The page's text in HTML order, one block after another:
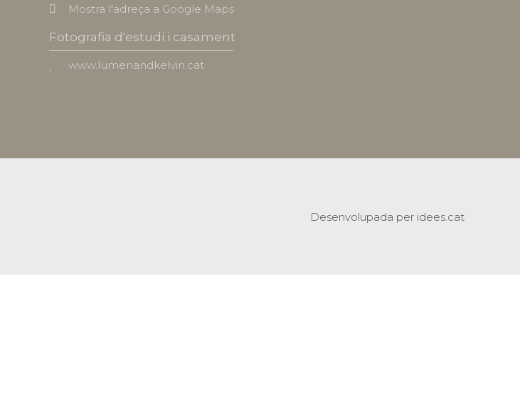
Mostra l'adreça a Google Maps
Fotografia d'estudi i casament
www.lumenandkelvin.cat
Desenvolupada per idees.cat